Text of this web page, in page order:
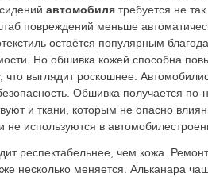
автомобиля требуется не
повреждений меньше
остаётся популярным
Но обшивка кожей способна
что выглядит роскошнее.
Обшивка получается
и ткани, которым не опасно
не используются в
респектабельнее, чем кожа.
несколько меняется. Альканара